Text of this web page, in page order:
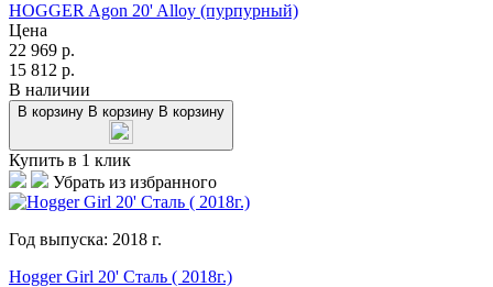
HOGGER Agon 20' Alloy (пурпурный)
Цена
22 969 р.
15 812 р.
В наличии
В корзину В корзину В корзину
Купить в 1 клик
Убрать из избранного
Год выпуска: 2018 г.
Hogger Girl 20' Сталь ( 2018г.)